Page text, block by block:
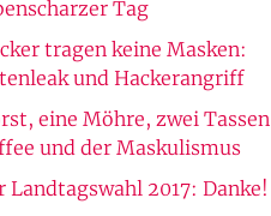
Tag
tragen keine Masken:
und Hackerangriff
eine Möhre, zwei Tassen
und der Maskulismus
Landtagswahl 2017: Danke!